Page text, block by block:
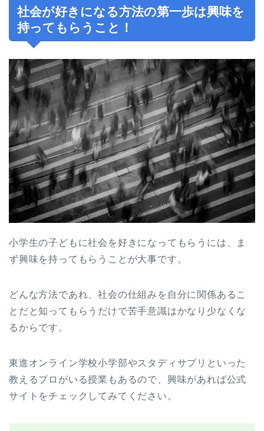
社会が好きになる方法の第一歩は興味を
持ってもらうこと！
小学生の子どもに社会を好きになってもらうには、ま
ず興味を持ってもらうことが大事です。
どんな方法であれ、社会の仕組みを自分に関係あるこ
とだと知ってもらうだけで苦手意識はかなり少なくな
るからです。
東進オンライン学校小学部やスタディサプリといった
教えるプロがいる授業もあるので、興味があれば公式
サイトをチェックしてみてください。